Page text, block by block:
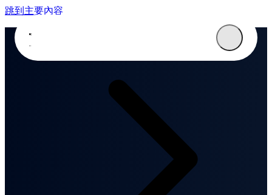
跳到主要內容
首頁